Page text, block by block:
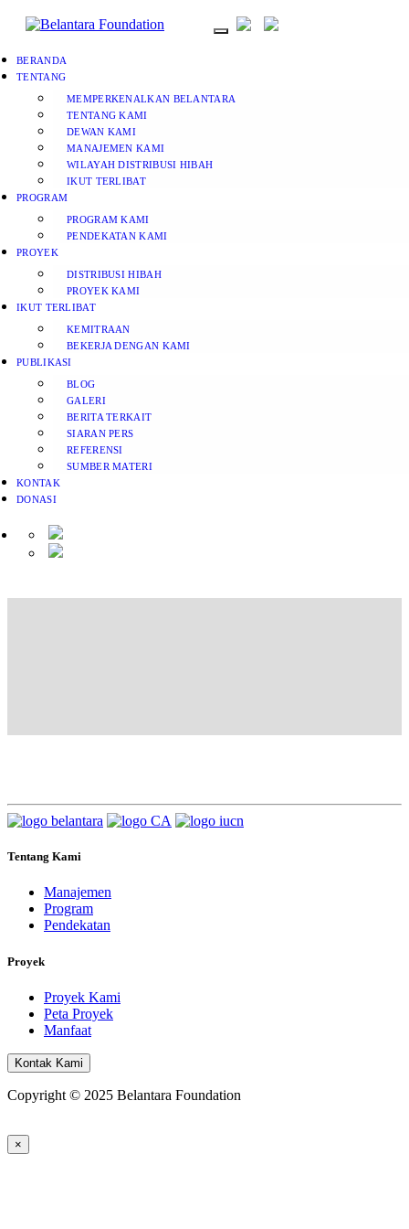
BERANDA
TENTANG
MEMPERKENALKAN BELANTARA
TENTANG KAMI
DEWAN KAMI
MANAJEMEN KAMI
WILAYAH DISTRIBUSI HIBAH
IKUT TERLIBAT
PROGRAM
PROGRAM KAMI
PENDEKATAN KAMI
PROYEK
DISTRIBUSI HIBAH
PROYEK KAMI
IKUT TERLIBAT
KEMITRAAN
BEKERJA DENGAN KAMI
PUBLIKASI
BLOG
GALERI
BERITA TERKAIT
SIARAN PERS
REFERENSI
SUMBER MATERI
KONTAK
DONASI
Tentang Kami
Manajemen
Program
Pendekatan
Proyek
Proyek Kami
Peta Proyek
Manfaat
Kontak Kami
Copyright © 2025 Belantara Foundation
×